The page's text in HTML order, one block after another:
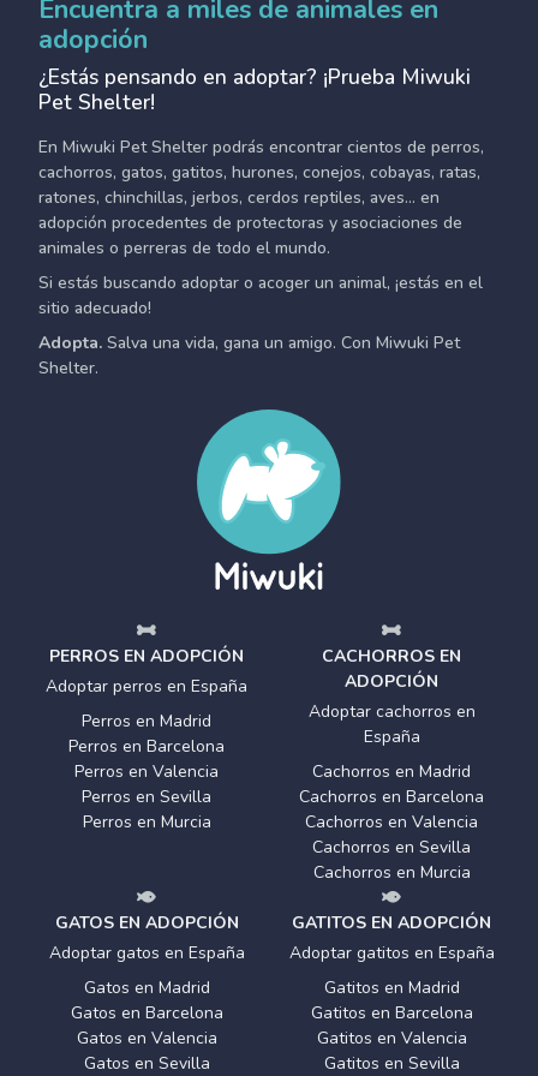
Encuentra a miles de animales en
adopción
¿Estás pensando en adoptar? ¡Prueba Miwuki
Pet Shelter!
En Miwuki Pet Shelter podrás encontrar cientos de perros,
cachorros, gatos, gatitos, hurones, conejos, cobayas, ratas,
ratones, chinchillas, jerbos, cerdos reptiles, aves... en
adopción procedentes de protectoras y asociaciones de
animales o perreras de todo el mundo.
Si estás buscando adoptar o acoger un animal, ¡estás en el
sitio adecuado!
Adopta. Salva una vida, gana un amigo. Con Miwuki Pet
Shelter.
PERROS EN ADOPCIÓN
Adoptar perros en España
Perros en Madrid
Perros en Barcelona
Perros en Valencia
Perros en Sevilla
Perros en Murcia
CACHORROS EN
ADOPCIÓN
Adoptar cachorros en
España
Cachorros en Madrid
Cachorros en Barcelona
Cachorros en Valencia
Cachorros en Sevilla
Cachorros en Murcia
GATOS EN ADOPCIÓN
Adoptar gatos en España
Gatos en Madrid
Gatos en Barcelona
Gatos en Valencia
Gatos en Sevilla
GATITOS EN ADOPCIÓN
Adoptar gatitos en España
Gatitos en Madrid
Gatitos en Barcelona
Gatitos en Valencia
Gatitos en Sevilla